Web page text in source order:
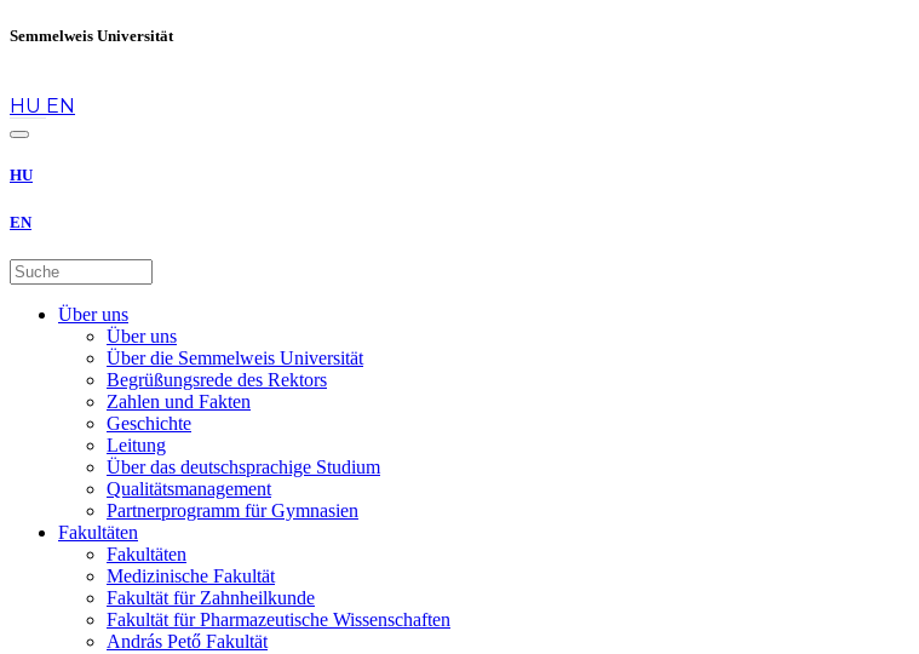
Semmelweis Universität
HU EN
HU
EN
Über uns
Über uns
Über die Semmelweis Universität
Begrüßungsrede des Rektors
Zahlen und Fakten
Geschichte
Leitung
Über das deutschsprachige Studium
Qualitätsmanagement
Partnerprogramm für Gymnasien
Fakultäten
Fakultäten
Medizinische Fakultät
Fakultät für Zahnheilkunde
Fakultät für Pharmazeutische Wissenschaften
András Pető Fakultät